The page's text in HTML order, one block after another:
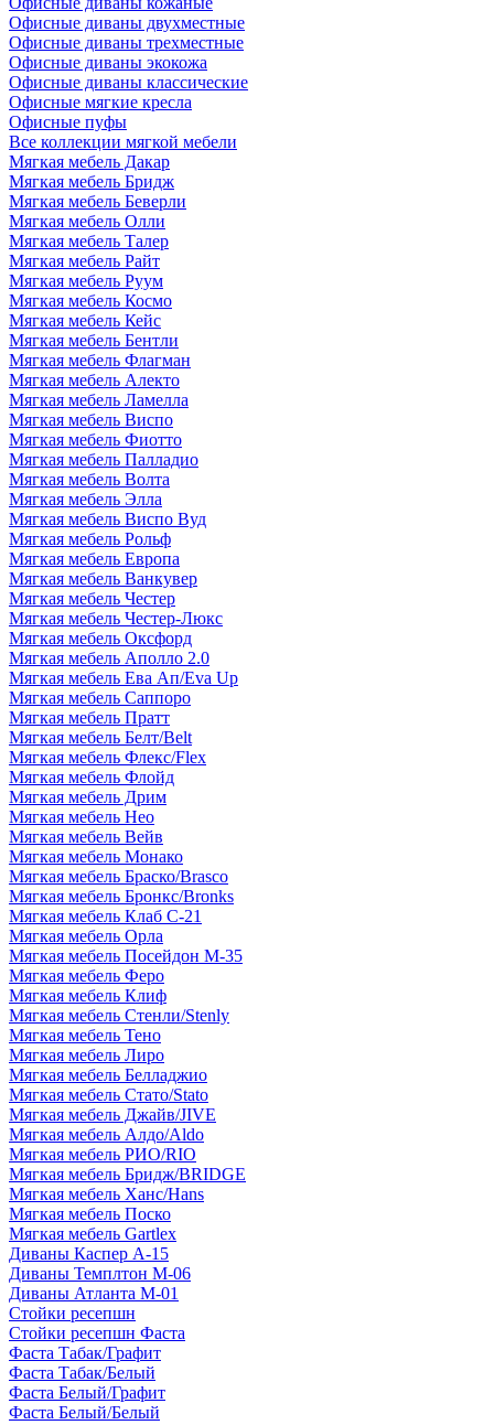
Офисные диваны двухместные
Офисные диваны трехместные
Офисные диваны экокожа
Офисные диваны классические
Офисные мягкие кресла
Офисные пуфы
Все коллекции мягкой мебели
Мягкая мебель Дакар
Мягкая мебель Бридж
Мягкая мебель Беверли
Мягкая мебель Олли
Мягкая мебель Талер
Мягкая мебель Райт
Мягкая мебель Руум
Мягкая мебель Космо
Мягкая мебель Кейс
Мягкая мебель Бентли
Мягкая мебель Флагман
Мягкая мебель Алекто
Мягкая мебель Ламелла
Мягкая мебель Виспо
Мягкая мебель Фиотто
Мягкая мебель Палладио
Мягкая мебель Волта
Мягкая мебель Элла
Мягкая мебель Виспо Вуд
Мягкая мебель Рольф
Мягкая мебель Европа
Мягкая мебель Ванкувер
Мягкая мебель Честер
Мягкая мебель Честер-Люкс
Мягкая мебель Оксфорд
Мягкая мебель Аполло 2.0
Мягкая мебель Ева Ап/Eva Up
Мягкая мебель Саппоро
Мягкая мебель Пратт
Мягкая мебель Белт/Belt
Мягкая мебель Флекс/Flex
Мягкая мебель Флойд
Мягкая мебель Дрим
Мягкая мебель Нео
Мягкая мебель Вейв
Мягкая мебель Монако
Мягкая мебель Браско/Brasco
Мягкая мебель Бронкс/Bronks
Мягкая мебель Клаб С-21
Мягкая мебель Орла
Мягкая мебель Посейдон М-35
Мягкая мебель Феро
Мягкая мебель Клиф
Мягкая мебель Стенли/Stenly
Мягкая мебель Тено
Мягкая мебель Лиро
Мягкая мебель Белладжио
Мягкая мебель Стато/Stato
Мягкая мебель Джайв/JIVE
Мягкая мебель Алдо/Aldo
Мягкая мебель РИО/RIO
Мягкая мебель Бридж/BRIDGE
Мягкая мебель Ханс/Hans
Мягкая мебель Поско
Мягкая мебель Gartlex
Диваны Каспер А-15
Диваны Темплтон М-06
Диваны Атланта М-01
Стойки ресепшн
Стойки ресепшн Фаста
Фаста Табак/Графит
Фаста Табак/Белый
Фаста Белый/Графит
Фаста Белый/Белый